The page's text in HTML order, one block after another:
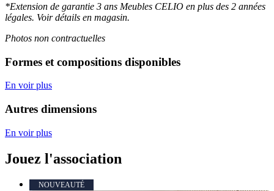
*Extension de garantie 3 ans Meubles CELIO en plus des 2 années
légales. Voir détails en magasin.
Photos non contractuelles
Formes et compositions disponibles
En voir plus
Autres dimensions
En voir plus
Jouez l'association
NOUVEAUTÉ